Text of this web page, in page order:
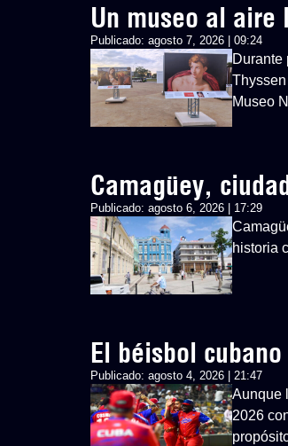
Un museo al
Publicado: agosto 7, 2026 | 09:24
Durante
Museo
Camagüey,
Publicado: agosto 6, 2026 | 17:29
historia
El béisbol
Publicado: agosto 4, 2026 | 21:47
Aunque
2026